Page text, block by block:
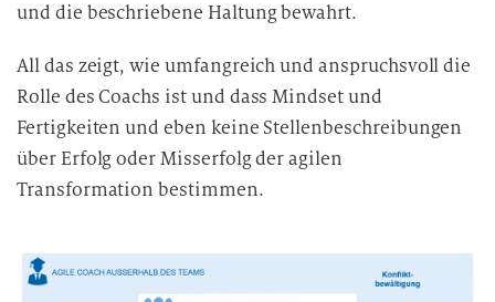
und die beschriebene Haltung bewahrt.
All das zeigt, wie umfangreich und anspruchsvoll die
Rolle des Coachs ist und dass Mindset und
Fertigkeiten und eben keine Stellenbeschreibungen
über Erfolg oder Misserfolg der agilen
Transformation bestimmen.